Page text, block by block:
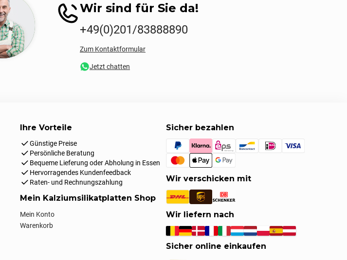
Wir sind für Sie da!
+49(0)201/83888890
Zum Kontaktformular
Jetzt chatten
Ihre Vorteile
Günstige Preise
Persönliche Beratung
Bequeme Lieferung oder Abholung in Essen
Hervorragendes Kundenfeedback
Raten- und Rechnungszahlung
Mein Kalziumsilikatplatten Shop
Mein Konto
Warenkorb
Sicher bezahlen
Wir verschicken mit
Wir liefern nach
Sicher online einkaufen